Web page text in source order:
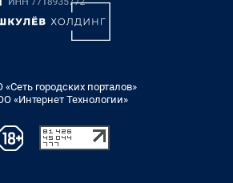
городских порталов»
«Интернет Технологии»